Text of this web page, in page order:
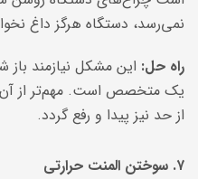
نمی‌رسد، دستگاه هرگز داغ
راه حل: این مشکل نیازمند
یک متخصص است. مهم‌تر از
از حد نیز پیدا و رفع گردد.
۷. سوختن المنت حرارتی